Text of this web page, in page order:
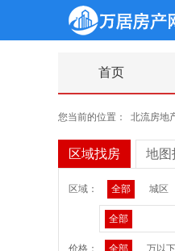
首页
您当前的位置： 北流房地
区域找房 地图
区域： 全部 城区
全部
价格： 全部 万以下